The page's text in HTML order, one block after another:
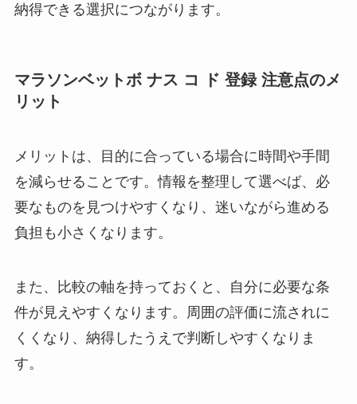
納得できる選択につながります。
マラソンベットボ ナス コ ド 登録 注意点のメ
リット
メリットは、目的に合っている場合に時間や手間
を減らせることです。情報を整理して選べば、必
要なものを見つけやすくなり、迷いながら進める
負担も小さくなります。
また、比較の軸を持っておくと、自分に必要な条
件が見えやすくなります。周囲の評価に流されに
くくなり、納得したうえで判断しやすくなりま
す。